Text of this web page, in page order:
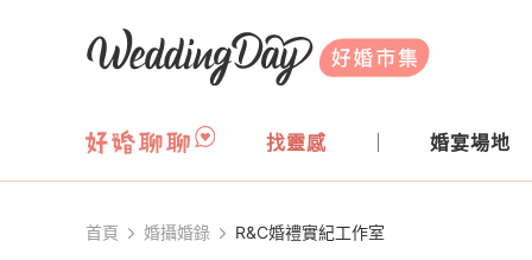
WeddingDay 好婚市集
找靈感 婚宴場地
首頁 婚攝婚錄 R&C婚禮實紀工作室